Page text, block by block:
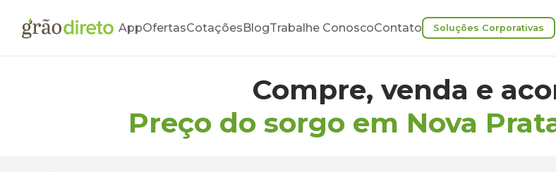
AppOfertasCotaçõesBlogTrabalhe ConoscoContato Soluções Corporativas
Compre, venda e
Preço do sorgo em Nova